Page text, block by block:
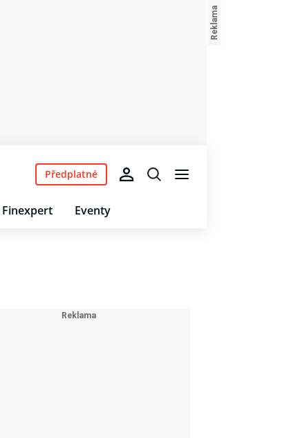
Finexpert Eventy
Předplatné